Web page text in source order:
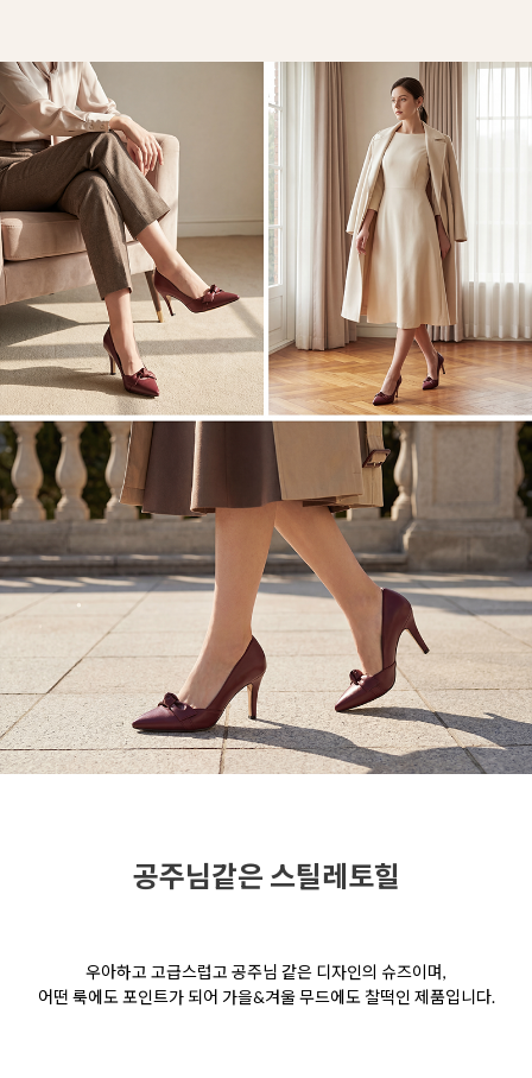
공주님같은 스틸레토힐
우아하고 고급스럽고 공주님 같은 디자인의 슈즈이며,
어떤 룩에도포인트가 되어 가을&겨울 무드에도 찰떡인 제품입니다.